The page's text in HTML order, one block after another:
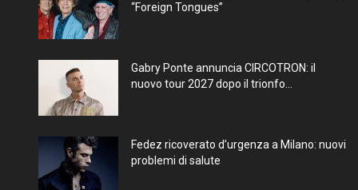
“Foreign Tongues”
Gabry Ponte annuncia CIRCOTRON: il
nuovo tour 2027 dopo il trionfo...
Fedez ricoverato d’urgenza a Milano: nuovi
problemi di salute